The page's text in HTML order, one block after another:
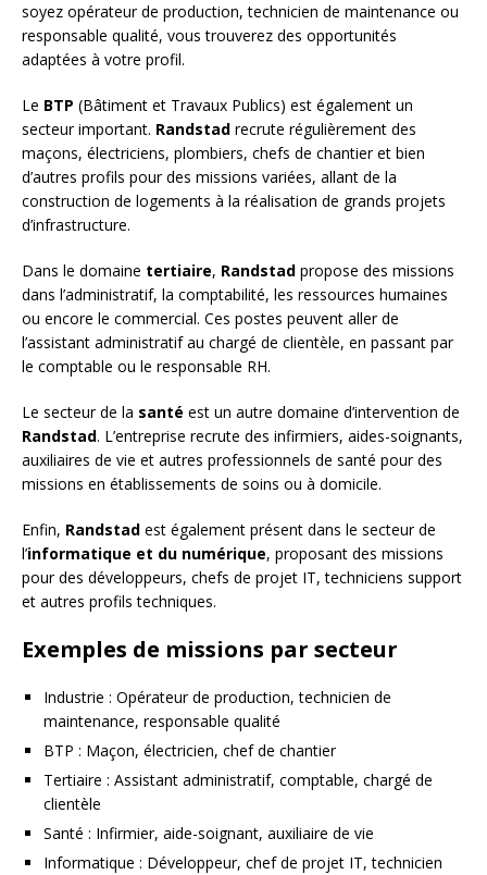
soyez opérateur de production, technicien de maintenance ou
responsable qualité, vous trouverez des opportunités
adaptées à votre profil.
Le BTP (Bâtiment et Travaux Publics) est également un
secteur important. Randstad recrute régulièrement des
maçons, électriciens, plombiers, chefs de chantier et bien
d’autres profils pour des missions variées, allant de la
construction de logements à la réalisation de grands projets
d’infrastructure.
Dans le domaine tertiaire, Randstad propose des missions
dans l’administratif, la comptabilité, les ressources humaines
ou encore le commercial. Ces postes peuvent aller de
l’assistant administratif au chargé de clientèle, en passant par
le comptable ou le responsable RH.
Le secteur de la santé est un autre domaine d’intervention de
Randstad. L’entreprise recrute des infirmiers, aides-soignants,
auxiliaires de vie et autres professionnels de santé pour des
missions en établissements de soins ou à domicile.
Enfin, Randstad est également présent dans le secteur de
l’informatique et du numérique, proposant des missions
pour des développeurs, chefs de projet IT, techniciens support
et autres profils techniques.
Exemples de missions par secteur
Industrie : Opérateur de production, technicien de
maintenance, responsable qualité
BTP : Maçon, électricien, chef de chantier
Tertiaire : Assistant administratif, comptable, chargé de
clientèle
Santé : Infirmier, aide-soignant, auxiliaire de vie
Informatique : Développeur, chef de projet IT, technicien